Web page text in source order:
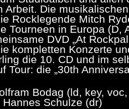
Arbeit. Die
Rocklegende Mitch
Tourneen in Europa (D,
DVD „At
kompletten Konzerte
die 10. CD und im
Tour: die „30th
Bodag (ld, key,
Schulze (dr)